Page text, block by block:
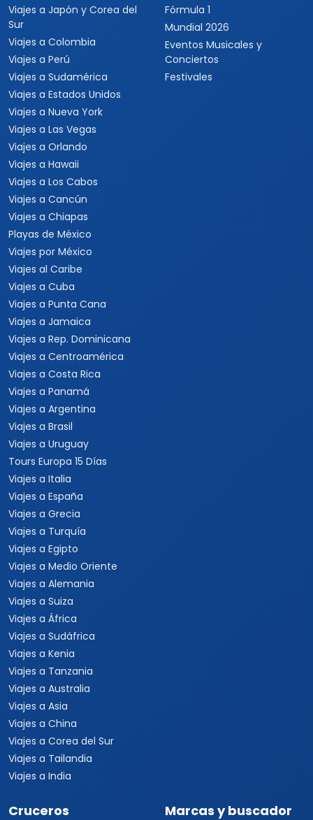
Viajes a Japón y Corea del
Sur
Viajes a Colombia
Viajes a Perú
Viajes a Sudamérica
Viajes a Estados Unidos
Viajes a Nueva York
Viajes a Las Vegas
Viajes a Orlando
Viajes a Hawaii
Viajes a Los Cabos
Viajes a Cancún
Viajes a Chiapas
Playas de México
Viajes por México
Viajes al Caribe
Viajes a Cuba
Viajes a Punta Cana
Viajes a Jamaica
Viajes a Rep. Dominicana
Viajes a Centroamérica
Viajes a Costa Rica
Viajes a Panamá
Viajes a Argentina
Viajes a Brasil
Viajes a Uruguay
Tours Europa 15 Días
Viajes a Italia
Viajes a España
Viajes a Grecia
Viajes a Turquía
Viajes a Egipto
Viajes a Medio Oriente
Viajes a Alemania
Viajes a Suiza
Viajes a África
Viajes a Sudáfrica
Viajes a Kenia
Viajes a Tanzania
Viajes a Australia
Viajes a Asia
Viajes a China
Viajes a Corea del Sur
Viajes a Tailandia
Viajes a India
Fórmula 1
Mundial 2026
Eventos Musicales y
Conciertos
Festivales
Cruceros Marcas y buscador